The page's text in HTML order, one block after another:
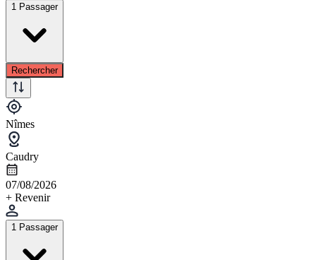
1 Passager
Rechercher
Nîmes
Caudry
07/08/2026
+ Revenir
1 Passager